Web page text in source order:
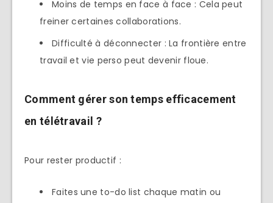
Moins de temps en face à face : Cela peut
freiner certaines collaborations.
Difficulté à déconnecter : La frontière entre
travail et vie perso peut devenir floue.
Comment gérer son temps efficacement
en télétravail ?
Pour rester productif :
Faites une to-do list chaque matin ou